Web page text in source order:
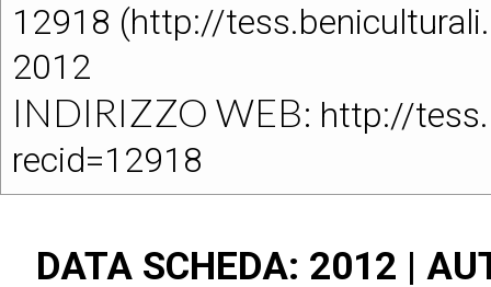
12918 (http://
2012
INDIRIZZO WEB: http://
recid=12918
DATA SCHEDA: 2012 |